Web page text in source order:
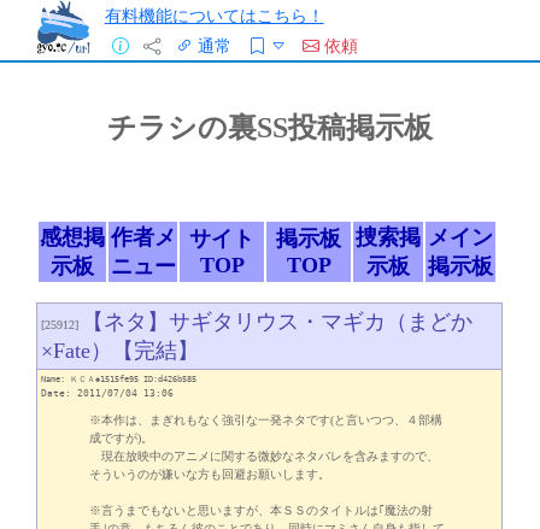
有料機能についてはこちら！
通常
依頼